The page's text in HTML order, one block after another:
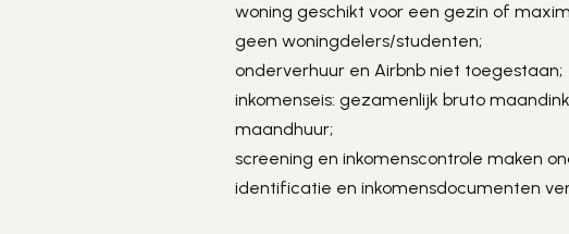
woning geschikt voor een gezin of
geen woningdelers/studenten;
onderverhuur en Airbnb niet toegestaan;
inkomenseis: gezamenlijk bruto
maandhuur;
screening en inkomenscontrole maken
identificatie en inkomensdocumenten